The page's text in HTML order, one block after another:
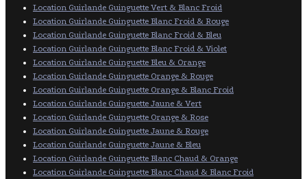
Location Guirlande Guinguette Vert & Blanc Froid
Location Guirlande Guinguette Blanc Froid & Rouge
Location Guirlande Guinguette Blanc Froid & Bleu
Location Guirlande Guinguette Blanc Froid & Violet
Location Guirlande Guinguette Bleu & Orange
Location Guirlande Guinguette Orange & Rouge
Location Guirlande Guinguette Orange & Blanc Froid
Location Guirlande Guinguette Jaune & Vert
Location Guirlande Guinguette Orange & Rose
Location Guirlande Guinguette Jaune & Rouge
Location Guirlande Guinguette Jaune & Bleu
Location Guirlande Guinguette Blanc Chaud & Orange
Location Guirlande Guinguette Blanc Chaud & Blanc Froid